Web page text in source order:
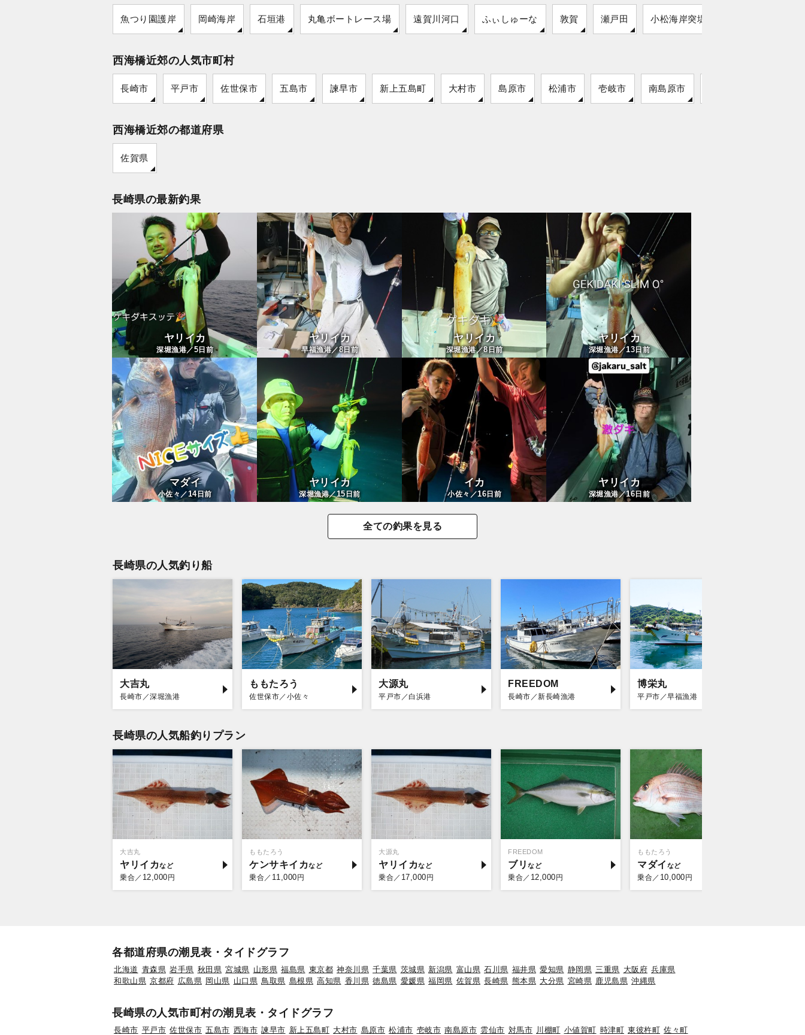
魚つり園護岸 岡崎海岸 石垣港 丸亀ボートレース場 遠賀川河口 ふぃしゅーな 敦賀 瀬戸田 小松海岸突堤
西海橋近郊の人気市町村
長崎市 平戸市 佐世保市 五島市 諫早市 新上五島町 大村市 島原市 松浦市 壱岐市 南島原市
西海橋近郊の都道府県
佐賀県
長崎県の最新釣果
ヤリイカ
深堀漁港／5日前
ヤリイカ
早福漁港／8日前
ヤリイカ
深堀漁港／8日前
ヤリイカ
深堀漁港／13日前
マダイ
小佐々／14日前
ヤリイカ
深堀漁港／15 日前
イカ
小佐々／16 日前
ヤリイカ
深堀漁港／16日前
全ての釣果を見る
長崎県の人気釣り船
大吉丸
長崎市／深堀漁港
ももたろう
佐世保市／小佐々
大源丸
平戸市／白浜港
FREEDOM
長崎市／新長崎漁港
博栄丸
平戸市／早福漁港
長崎県の人気船釣りプラン
大吉丸
ヤリイカ
乗合／ 12,000 円
ももたろう
ケンサキイカ
乗合／ 11,000 円
大源丸
ヤリイカ
乗合／ 17,000 円
FREEDOM
ブリ
乗合／ 12,000 円
ももたろう
マダイ
乗合／ 10,000 円
各都道府県の潮見表・タイドグラフ
北海道 青森県 岩手県 秋田県 宮城県 山形県 福島県 東京都 神奈川県 千葉県 茨城県 新潟県 富山県 石川県 福井県 愛知県 静岡県 三重県 大阪府 兵庫県
和歌山県 京都府 広島県 岡山県 山口県 鳥取県 島根県 高知県 香川県 徳島県 愛媛県 福岡県 佐賀県 長崎県 熊本県 大分県 宮崎県 鹿児島県 沖縄県
長崎県の人気市町村の潮見表・タイドグラフ
長崎市 平戸市 佐世保市 五島市 西海市 諫早市 新上五島町 大村市 島原市 松浦市 壱岐市 南島原市 雲仙市 対馬市 川棚町 小値賀町 時津町 東彼杵町 佐々町